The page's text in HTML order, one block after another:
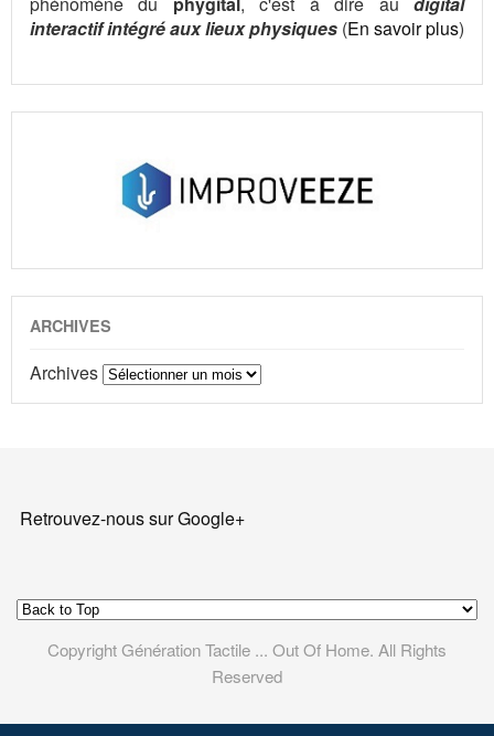
interactif intégré aux lieux physiques (En savoir plus)
ARCHIVES
Archives
Retrouvez-nous sur Google+
Copyright Génération Tactile ... Out Of Home. All Rights
Reserved